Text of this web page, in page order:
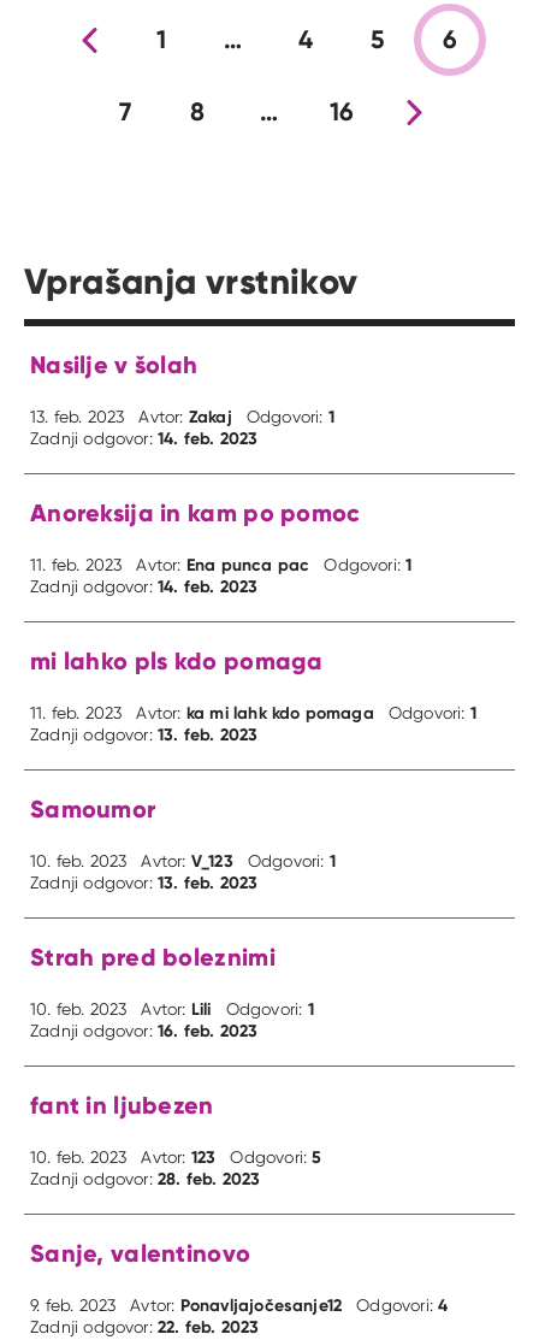
Prejšnja stran
1 … 4 5 6
7 8 … 16Nova stran
Vprašanja vrstnikov
Nasilje v šolah
13. feb. 2023 Avtor: Zakaj Odgovori: 1
Zadnji odgovor:14. feb. 2023
Anoreksija in kam po pomoc
11. feb. 2023 Avtor: Ena punca pac Odgovori:1
Zadnji odgovor:14. feb. 2023
mi lahko pls kdo pomaga
11. feb. 2023 Avtor: ka mi lahk kdo pomaga Odgovori: 1
Zadnji odgovor:13. feb. 2023
Samoumor
10. feb. 2023 Avtor: V_123 Odgovori: 1
Zadnji odgovor:13. feb. 2023
Strah pred boleznimi
10. feb. 2023 Avtor: Lili Odgovori: 1
Zadnji odgovor:16. feb. 2023
fant in ljubezen
10. feb. 2023 Avtor: 123 Odgovori:5
Zadnji odgovor:28. feb. 2023
Sanje, valentinovo
9. feb. 2023 Avtor: Ponavljajočesanje12 Odgovori:4
Zadnji odgovor:22. feb. 2023